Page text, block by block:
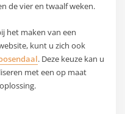
de vier en twaalf weken.
het maken van een
kunt u zich ook
. Deze keuze kan u
met een op maat